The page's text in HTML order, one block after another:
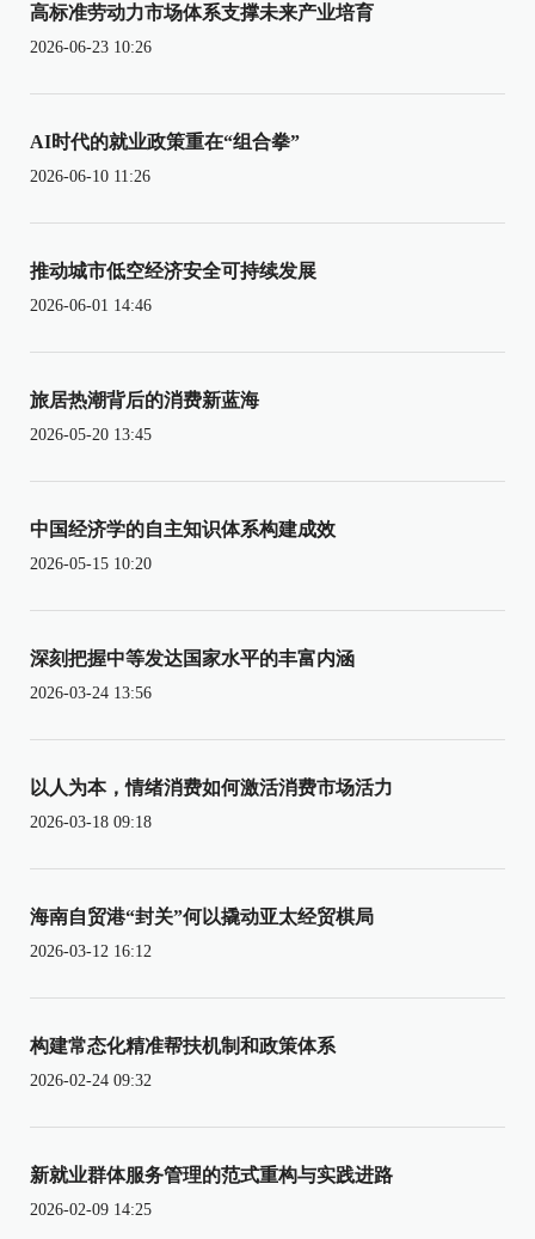
高标准劳动力市场体系支撑未来产业培育
2026-06-23 10:26
AI时代的就业政策重在“组合拳”
2026-06-10 11:26
推动城市低空经济安全可持续发展
2026-06-01 14:46
旅居热潮背后的消费新蓝海
2026-05-20 13:45
中国经济学的自主知识体系构建成效
2026-05-15 10:20
深刻把握中等发达国家水平的丰富内涵
2026-03-24 13:56
以人为本，情绪消费如何激活消费市场活力
2026-03-18 09:18
海南自贸港“封关”何以撬动亚太经贸棋局
2026-03-12 16:12
构建常态化精准帮扶机制和政策体系
2026-02-24 09:32
新就业群体服务管理的范式重构与实践进路
2026-02-09 14:25